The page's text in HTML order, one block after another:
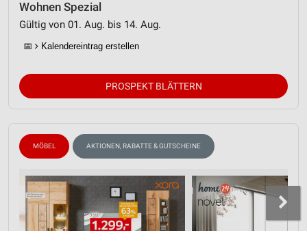
Wohnen Spezial
Gültig von 01. Aug. bis 14. Aug.
📅 Kalendereintrag erstellen
PROSPEKT BLÄTTERN
MÖBEL AKTIONEN, RABATTE & GUTSCHEINE